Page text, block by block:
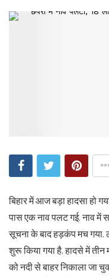
बिहार में आज बड़ा हादसा हो
पास एक नाव पलट गई. नाव में
सूचना के बाद हड़कंप मच गया.
शुरू किया गया है. हादसे में तीन
को नदी से बाहर निकाला जा